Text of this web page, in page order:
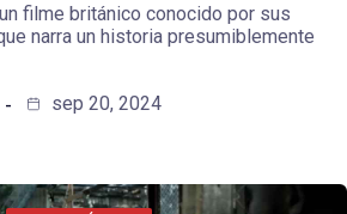
filme británico conocido por sus
narra un historia presumiblemente
sep 20, 2024